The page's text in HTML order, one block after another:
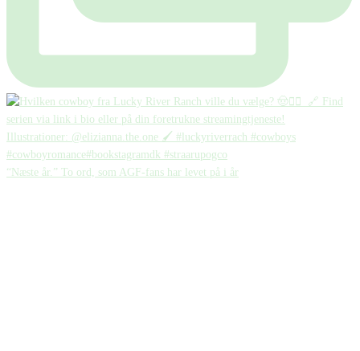
“Næste år.” To ord, som AGF-fans har levet på i år